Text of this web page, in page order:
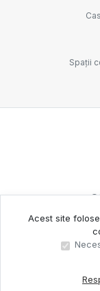
Spații
©
Acest site